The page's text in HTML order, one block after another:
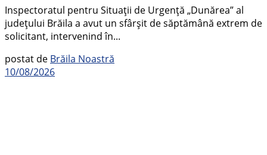
Inspectoratul pentru Situații de Urgență „Dunărea” al
județului Brăila a avut un sfârșit de săptămână extrem de
solicitant, intervenind în...
postat de Brăila Noastră
10/08/2026